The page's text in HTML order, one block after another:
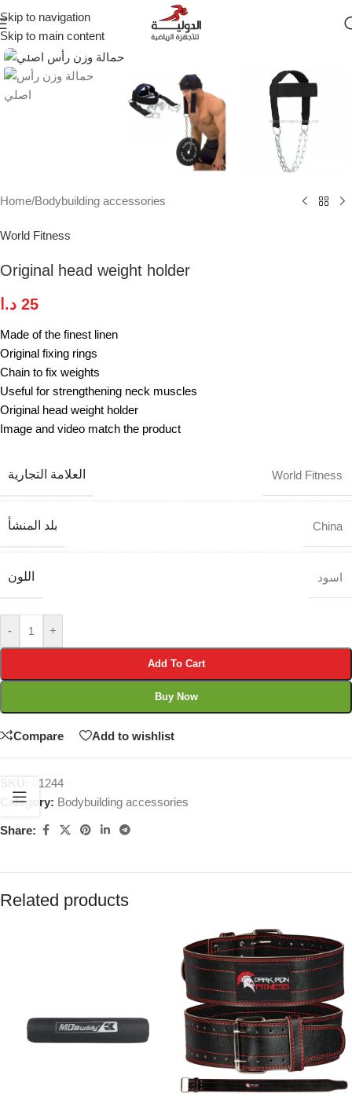
Skip to navigation
Skip to main content
Click to enlarge
Home/Bodybuilding accessories
World Fitness
Original head weight holder
25 د.ا
Made of the finest linen
Original fixing rings
Chain to fix weights
Useful for strengthening neck muscles
Original head weight holder
Image and video match the product
العلامة التجارية World Fitness
بلد المنشأ China
اللون اسود
- +
Add To Cart
Buy Now
Compare Add to wishlist
01244
Category: Bodybuilding accessories
Share:
Related products